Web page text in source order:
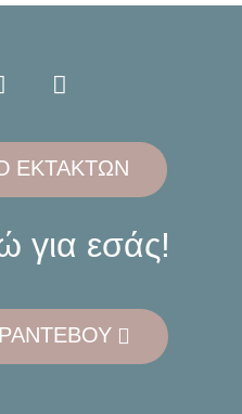
ΕΚΤΑΚΤΩΝ
για εσάς!